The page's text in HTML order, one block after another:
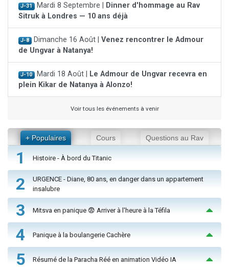
J-31 Mardi 8 Septembre |
Dinner d'hommage au Rav
Sitruk à Londres — 10 ans déjà
J-8 Dimanche 16 Août | Venez rencontrer le Admour
de Ungvar à Natanya!
J-10 Mardi 18 Août |
Le Admour de Ungvar recevra en
plein Kikar de Natanya à Alonzo!
Voir tous les événements à venir
+ Populaires Cours Questions au Rav
1 Histoire - À bord du Titanic
2
URGENCE - Diane, 80 ans, en danger dans un appartement
insalubre
3 Mitsva en panique 😨 Arriver à l'heure à la Téfila
4 Panique à la boulangerie Cachère
5 Résumé de la Paracha Réé en animation Vidéo IA